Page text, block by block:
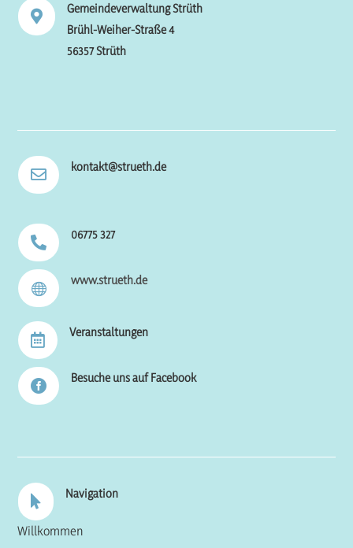

Gemeindeverwaltung Strüth
Brühl-Weiher-Straße 4
56357 Strüth
 kontakt@strueth.de
 06775 327

www.strueth.de
 Veranstaltungen

Besuche uns auf Facebook
 Navigation
Willkommen